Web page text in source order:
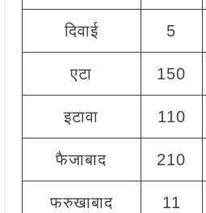
दिवाई 5
एटा 150
इटावा 110
फैजाबाद 210
फरुखाबाद 11